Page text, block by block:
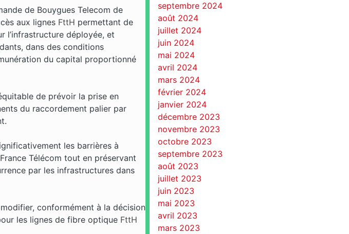
de Bouygues Telecom de
aux lignes FttH permettant de
l’infrastructure déployée, et
dans des conditions
du capital proportionné
de prévoir la prise en
du raccordement palier par
les barrières à
Télécom tout en préservant
par les infrastructures dans
conformément à la décision
les lignes de fibre optique FttH
septembre 2024
août 2024
juillet 2024
juin 2024
mai 2024
avril 2024
mars 2024
février 2024
janvier 2024
décembre 2023
novembre 2023
octobre 2023
septembre 2023
août 2023
juillet 2023
juin 2023
mai 2023
avril 2023
mars 2023